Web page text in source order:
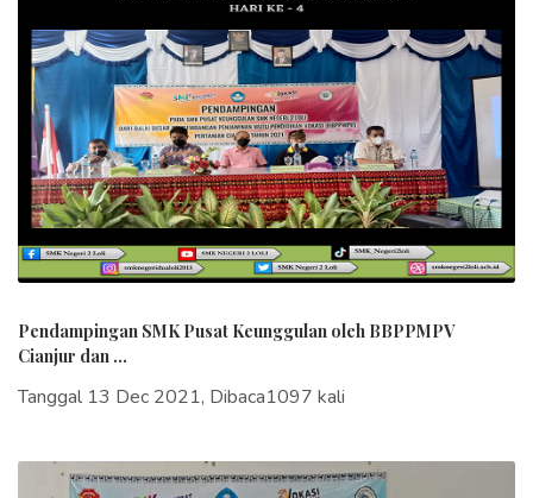
Pendampingan SMK Pusat Keunggulan oleh BBPPMPV
Cianjur dan ...
Tanggal 13 Dec 2021, Dibaca1097 kali